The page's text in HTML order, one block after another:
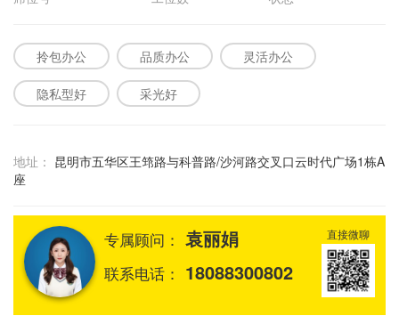
拎包办公 品质办公 灵活办公
隐私型好 采光好
地址： 昆明市五华区王筇路与科普路/沙河路交叉口云时代广场1栋A
座
专属顾问： 袁丽娟
联系电话： 18088300802
直接微聊